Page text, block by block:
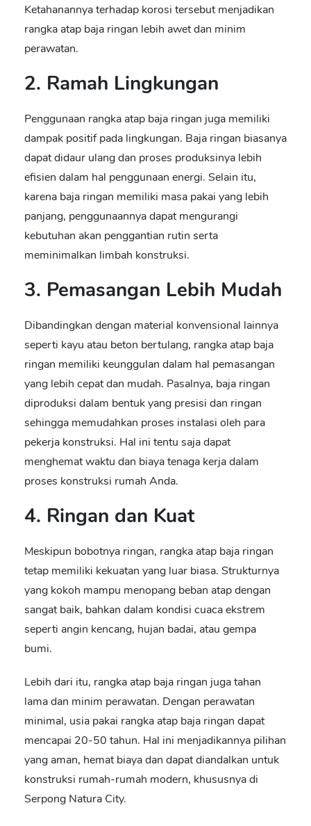
Ketahanannya terhadap korosi tersebut menjadikan
rangka atap baja ringan lebih awet dan minim
perawatan.
2. Ramah Lingkungan
Penggunaan rangka atap baja ringan juga memiliki
dampak positif pada lingkungan. Baja ringan biasanya
dapat didaur ulang dan proses produksinya lebih
efisien dalam hal penggunaan energi. Selain itu,
karena baja ringan memiliki masa pakai yang lebih
panjang, penggunaannya dapat mengurangi
kebutuhan akan penggantian rutin serta
meminimalkan limbah konstruksi.
3. Pemasangan Lebih Mudah
Dibandingkan dengan material konvensional lainnya
seperti kayu atau beton bertulang, rangka atap baja
ringan memiliki keunggulan dalam hal pemasangan
yang lebih cepat dan mudah. Pasalnya, baja ringan
diproduksi dalam bentuk yang presisi dan ringan
sehingga memudahkan proses instalasi oleh para
pekerja konstruksi. Hal ini tentu saja dapat
menghemat waktu dan biaya tenaga kerja dalam
proses konstruksi rumah Anda.
4. Ringan dan Kuat
Meskipun bobotnya ringan, rangka atap baja ringan
tetap memiliki kekuatan yang luar biasa. Strukturnya
yang kokoh mampu menopang beban atap dengan
sangat baik, bahkan dalam kondisi cuaca ekstrem
seperti angin kencang, hujan badai, atau gempa
bumi.
Lebih dari itu, rangka atap baja ringan juga tahan
lama dan minim perawatan. Dengan perawatan
minimal, usia pakai rangka atap baja ringan dapat
mencapai 20-50 tahun. Hal ini menjadikannya pilihan
yang aman, hemat biaya dan dapat diandalkan untuk
konstruksi rumah-rumah modern, khususnya di
Serpong Natura City.